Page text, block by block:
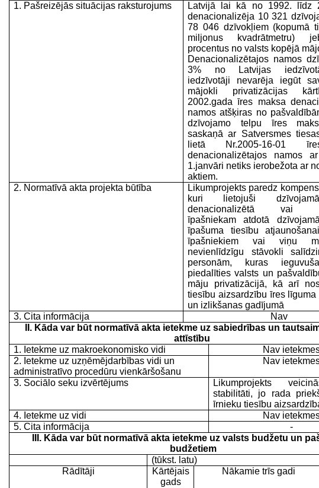
1. Pašreizējās situācijas raksturojums
Latvijā lai kā no 1992. līdz
denacionalizēja 10 321
78 046 dzīvokļiem (kopumā
miljonus kvadrātmetru)
procentus no valsts kopējā
Denacionalizētajos namos
3% no Latvijas
iedzīvotāji nevarēja iegūt
mājokli privatizācijas
2002.gada īres maksa
namos atšķiras no
dzīvojamo telpu īres
saskaņā ar Satversmes
lietā Nr.2005-16-01
denacionalizētajos namos
1.janvāri netiks ierobežota ar
aktiem.
2. Normatīvā akta projekta būtība
Likumprojekts paredz
kuri lietojuši
denacionalizētā vai
īpašniekam atdotā
īpašuma tiesību
īpašniekiem vai viņu
nevienlīdzīgu stāvokli
personām, kuras
piedalīties valsts un
māju privatizācijā, kā arī
tiesību aizsardzību īres
un izlikšanas gadījumā
3. Cita informācija
Nav
II. Kāda var būt normatīvā akta ietekme uz sabiedrības un
attīstību
1. Ietekme uz makroekonomisko vidi
Nav
2. Ietekme uz uzņēmējdarbības vidi un
administratīvo procedūru vienkāršošanu
Nav
3. Sociālo seku izvērtējums
Likumprojekts
stabilitāti, jo rada
īrnieku tiesību
4. Ietekme uz vidi
Nav
5. Cita informācija
-
III. Kāda var būt normatīvā akta ietekme uz valsts budžetu un
budžetiem
(tūkst. latu)
Rādītāji
Kārtējais
gads
Nākamie trīs gadi